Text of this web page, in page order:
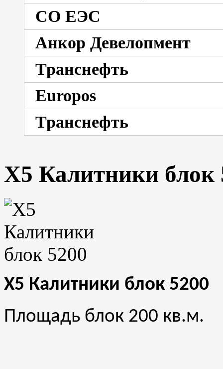
СО ЕЭС
Анкор Девелопмент
Транснефть
Europos
Транснефть
X5 Калитники блок
X5 Калитники блок 5200
Площадь блок 200 кв.м.